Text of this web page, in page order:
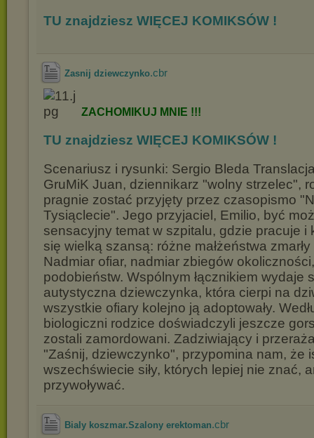
TU znajdziesz WIĘCEJ KOMIKSÓW !
Zasnij dziewczynko.cbr
ZACHOMIKUJ MNIE !!!
TU znajdziesz WIĘCEJ KOMIKSÓW !
Scenariusz i rysunki: Sergio Bleda
GruMiK Juan, dziennikarz "wolny strzelec",
pragnie zostać przyjęty przez czasopismo
Tysiąclecie". Jego przyjaciel, Emilio, być
sensacyjny temat w szpitalu, gdzie pracuje i
się wielką szansą: różne małżeństwa
Nadmiar ofiar, nadmiar zbiegów
podobieństw. Wspólnym łącznikiem wydaje
autystyczna dziewczynka, która cierpi na
wszystkie ofiary kolejno ją adoptowały.
biologiczni rodzice doświadczyli jeszcze
zostali zamordowani. Zadziwiający i
"Zaśnij, dziewczynko", przypomina nam, że
wszechświecie siły, których lepiej nie znać,
przywoływać.
Bialy koszmar.Szalony erektoman.cbr